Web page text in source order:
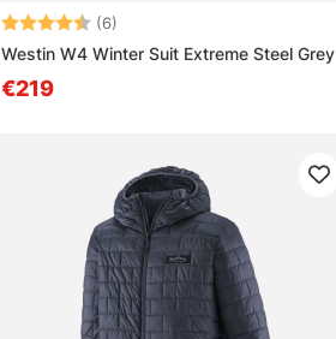
Note: (6)
Westin W4 Winter Suit Extreme Steel Grey
€219